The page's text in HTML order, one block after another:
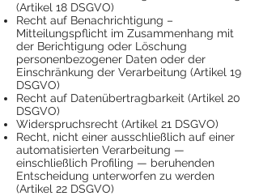
(Artikel 18 DSGVO)
Recht auf Benachrichtigung –
Mitteilungspflicht im Zusammenhang mit
der Berichtigung oder Löschung
personenbezogener Daten oder der
Einschränkung der Verarbeitung (Artikel 19
DSGVO)
Recht auf Datenübertragbarkeit (Artikel 20
DSGVO)
Widerspruchsrecht (Artikel 21 DSGVO)
Recht, nicht einer ausschließlich auf einer
automatisierten Verarbeitung —
einschließlich Profiling — beruhenden
Entscheidung unterworfen zu werden
(Artikel 22 DSGVO)